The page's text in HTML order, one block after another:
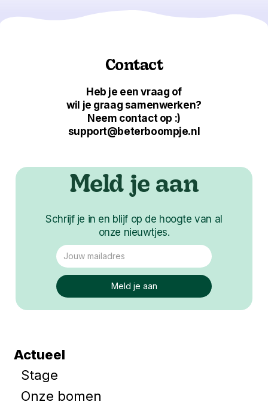
Contact
Heb je een vraag of
wil je graag samenwerken?
Neem contact op :)
support@beterboompje.nl
Meld je aan
Schrijf je in en blijf op de hoogte van al
onze nieuwtjes.
Actueel
Stage
Onze bomen